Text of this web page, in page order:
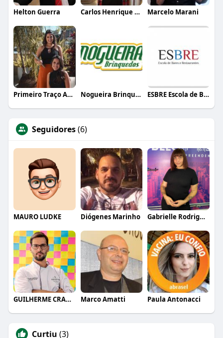
Helton Guerra Carlos Henrique de Faria Vasconcelos Marcelo Marani
Primeiro Traço Arquitetura Nogueira Brinquedos ESBRE Escola de Bares e Restaurantes
Seguidores(6)
MAURO LUDKE Diógenes Marinho Gabrielle Rodrigues
GUILHERME CRAMER BALLE Marco Amatti Paula Antonacci
Curtiu (3)